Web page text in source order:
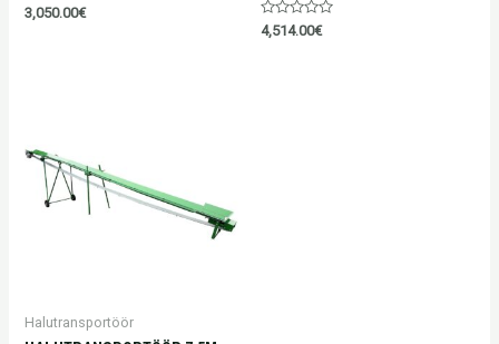
Hinnanguga
0
3,050.00€
Hinnanguga
0
4,514.00€
Halutransportöör